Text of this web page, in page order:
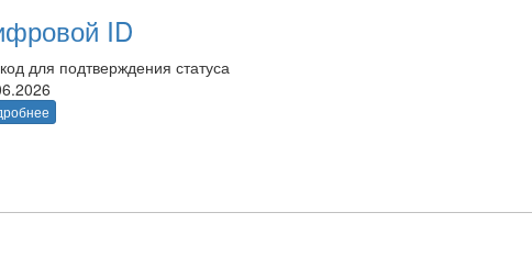
ID
для подтверждения статуса